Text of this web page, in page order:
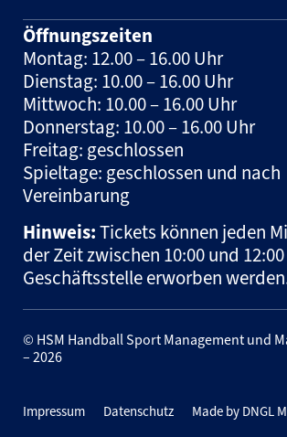
Öffnungszeiten
Montag: 12.00 – 16.00 Uhr
Dienstag: 10.00 – 16.00 Uhr
Mittwoch: 10.00 – 16.00 Uhr
Donnerstag: 10.00 – 16.00 Uhr
Freitag: geschlossen
Spieltage: geschlossen und nach
Vereinbarung
Hinweis:Tickets können jeden
der Zeit zwischen 10:00 und
Geschäftsstelle erworben
© HSM Handball Sport Management und
– 2026
Impressum Datenschutz Made by DNGL